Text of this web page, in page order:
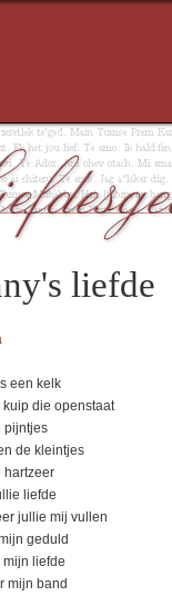
liefde
een kelk
kuip die openstaat
pijntjes
de kleintjes
hartzeer
liefde
jullie mij vullen
geduld
mijn liefde
mijn band